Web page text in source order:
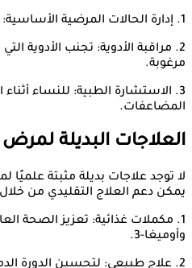
1. إدارة الحالات المرضية الأساسية: خاصة أمراض المناعة الذاتية.
2. مراقبة الأدوية: تجنب الأدوية
مرغوبة.
3. الاستشارة الطبية: للنساء
المضاعفات.
العلاجات البديلة
لا توجد علاجات بديلة مثبتة
يمكن دعم العلاج التقليدي من
1. مكملات غذائية: تعزيز الصحة
وأوميغا-3.
2. علاج طبيعي: لتحسين الدورة الدموية وتقليل خطر التجلط.